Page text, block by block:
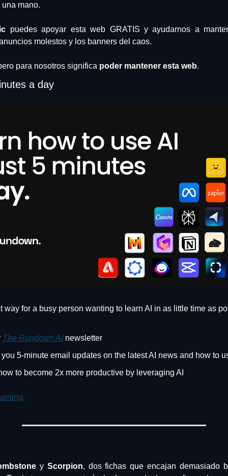
mano.
puedes apoyar esta web GRATIS y ayudarnos a
molestos y los banners del caos.
para nosotros significa poder mantener esta web.
a day
way for a busy person wanting to learn AI in as little time as
The Rundown AI newsletter
5-minute email updates on the latest AI news and how to
to become 2x more productive by leveraging AI
y Scorpion, dos fichas que encajan demasiado